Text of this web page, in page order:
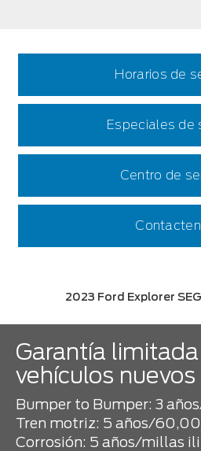
Horarios de
Especiales de
Centro de
2023 Ford Explorer
Garantía
vehículos nuevos
Bumper to Bumper: 3
Tren motriz: 5 años/
Corrosión: 5 años/millas